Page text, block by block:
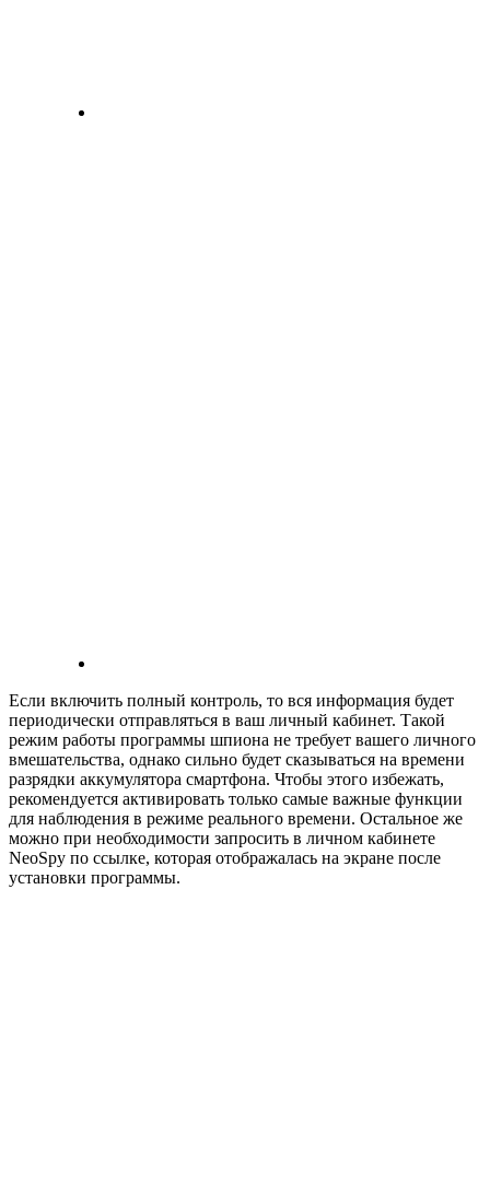
Если включить полный контроль, то вся информация будет
периодически отправляться в ваш личный кабинет. Такой
режим работы программы шпиона не требует вашего личного
вмешательства, однако сильно будет сказываться на времени
разрядки аккумулятора смартфона. Чтобы этого избежать,
рекомендуется активировать только самые важные функции
для наблюдения в режиме реального времени. Остальное же
можно при необходимости запросить в личном кабинете
NeoSpy по ссылке, которая отображалась на экране после
установки программы.